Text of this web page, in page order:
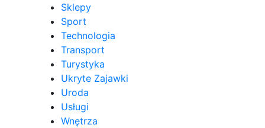
Sklepy
Sport
Technologia
Transport
Turystyka
Ukryte Zajawki
Uroda
Usługi
Wnętrza